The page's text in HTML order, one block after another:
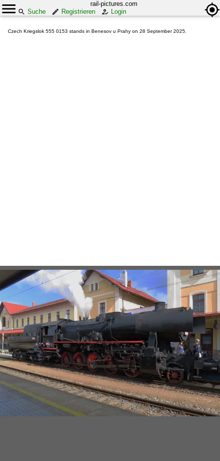
rail-pictures.com
Suche
Registrieren Login
Czech Kriegslok 555 0153 stands in Benesov u Prahy on 28 September 2025.